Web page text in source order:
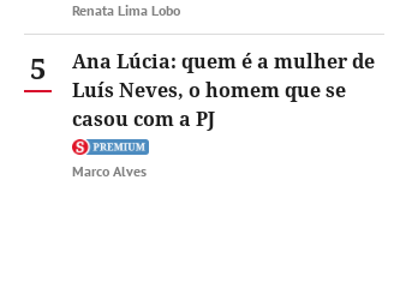
Renata Lima Lobo
5
Ana Lúcia: quem é a mulher de
Luís Neves, o homem que se
casou com a PJ
Marco Alves